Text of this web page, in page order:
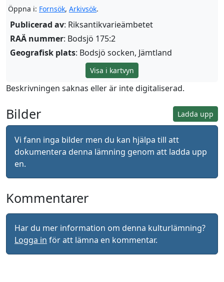
Öppna i: Fornsök, Arkivsök.
Publicerad av: Riksantikvarieämbetet
RAÄ nummer: Bodsjö 175:2
Geografisk plats: Bodsjö socken, Jämtland
Visa i kartvyn
Beskrivningen saknas eller är inte digitaliserad.
Ladda upp
Bilder
Vi fann inga bilder men du kan hjälpa till att
dokumentera denna lämning genom att ladda upp
en.
Kommentarer
Har du mer information om denna kulturlämning?
Logga in för att lämna en kommentar.